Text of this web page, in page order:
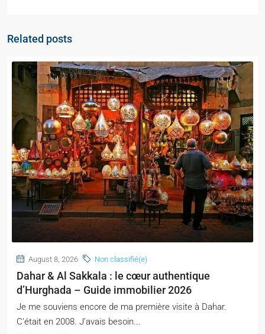
Related posts
August 8, 2026 Non classifié(e)
Dahar & Al Sakkala : le cœur authentique
d’Hurghada – Guide immobilier 2026
Je me souviens encore de ma première visite à Dahar.
C’était en 2008. J’avais besoin...